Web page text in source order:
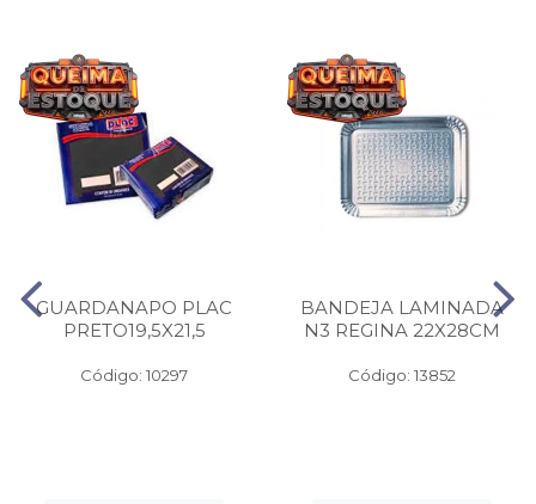
GUARDANAPO PLAC
PRETO19,5X21,5
Código: 10297
BANDEJA LAMINADA
N3 REGINA 22X28CM
Código: 13852